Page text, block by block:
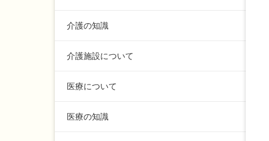
介護の知識
介護施設について
医療について
医療の知識